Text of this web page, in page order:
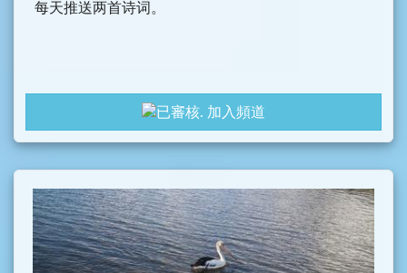
每天推送两首诗词。
加入頻道